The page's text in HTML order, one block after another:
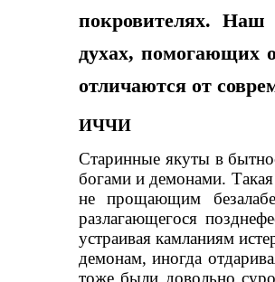
покровителях. Наш
духах, помогающих
отличаются от
ИЧЧИ
Старинные якуты в
богами и демонами.
не прощающим
разлагающегося
устраивая камланиям
демонам, иногда
тоже были довольно